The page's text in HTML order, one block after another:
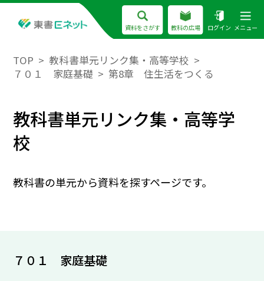
資料をさがす 教科の広場 ログイン メニュー
TOP
教科書単元リンク集・高等学校
７０１ 家庭基礎
第8章 住生活をつくる
教科書単元リンク集・高等学
校
教科書の単元から資料を探すページです。
７０１ 家庭基礎